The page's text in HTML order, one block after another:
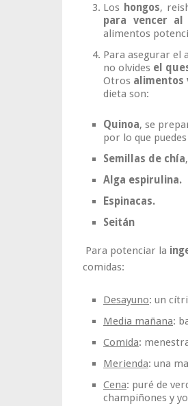
Los hongos,
para vencer al
alimentos
Para asegurar el
no olvides el
Otros alimentos
dieta son:
Quinoa, se
por lo que
Semillas de chía
Alga espirulina.
Espinacas.
Seitán
Para potenciar la
comidas:
Desayuno: un
Media mañana:
Comida:
Merienda: una
Cena: puré de
champiñones y